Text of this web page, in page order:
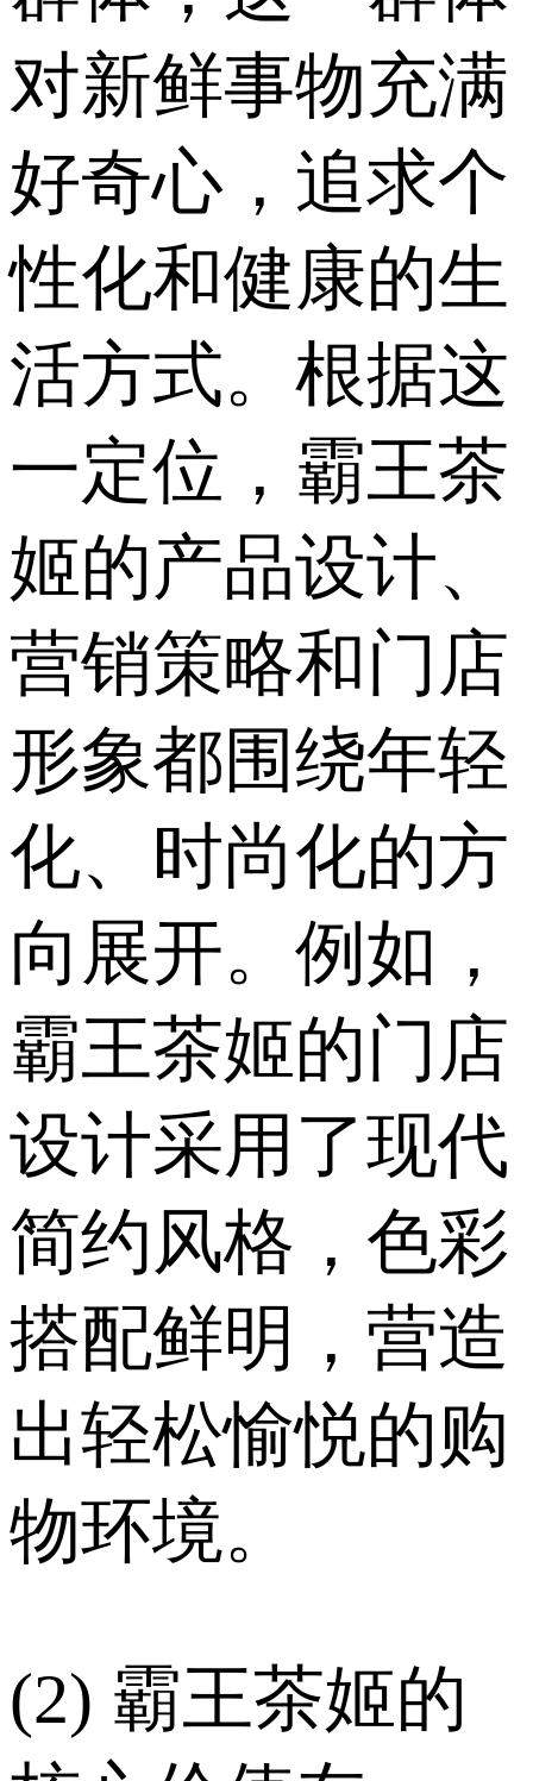
对新鲜事物充满
好奇心，追求个
性化和健康的生
活方式。根据这
一定位，霸王茶
姬的产品设计、
营销策略和门店
形象都围绕年轻
化、时尚化的方
向展开。例如，
霸王茶姬的门店
设计采用了现代
简约风格，色彩
搭配鲜明，营造
出轻松愉悦的购
物环境。
(2) 霸王茶姬的